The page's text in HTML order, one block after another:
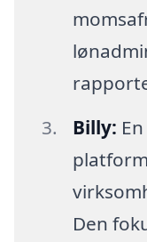
Billy:
Den